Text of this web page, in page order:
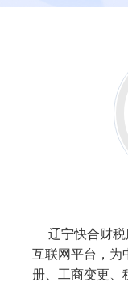
辽宁快合财
互联网平台，为
册、工商变更、